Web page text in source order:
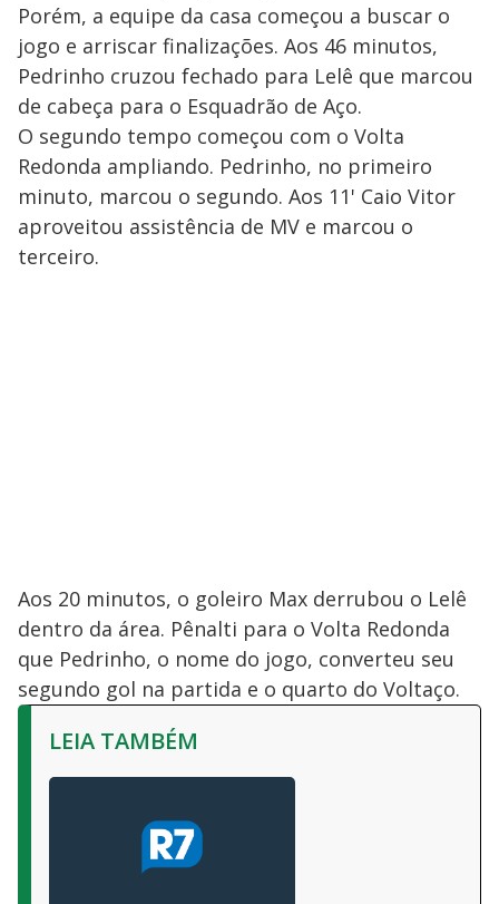
Porém, a equipe da casa começou a buscar o
jogo e arriscar finalizações. Aos 46 minutos,
Pedrinho cruzou fechado para Lelê que marcou
de cabeça para o Esquadrão de Aço.
O segundo tempo começou com o Volta
Redonda ampliando. Pedrinho, no primeiro
minuto, marcou o segundo. Aos 11' Caio Vitor
aproveitou assistência de MV e marcou o
terceiro.
Aos 20 minutos, o goleiro Max derrubou o Lelê
dentro da área. Pênalti para o Volta Redonda
que Pedrinho, o nome do jogo, converteu seu
segundo gol na partida e o quarto do Voltaço.
LEIA TAMBÉM